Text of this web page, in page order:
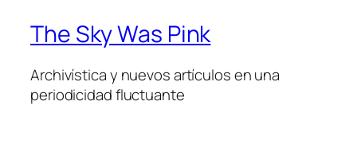
The Sky Was Pink
Archivística y nuevos artículos en una
periodicidad fluctuante